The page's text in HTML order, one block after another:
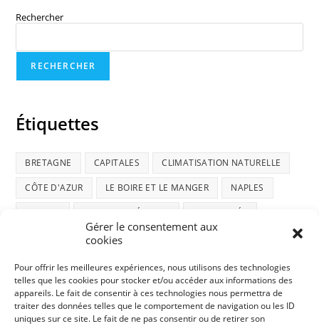
Gérer le consentement aux
cookies
Pour offrir les meilleures expériences, nous utilisons des technologies
telles que les cookies pour stocker et/ou accéder aux informations des
appareils. Le fait de consentir à ces technologies nous permettra de
traiter des données telles que le comportement de navigation ou les ID
uniques sur ce site. Le fait de ne pas consentir ou de retirer son
Rechercher
RECHERCHER
Étiquettes
BRETAGNE CAPITALES CLIMATISATION NATURELLE
CÔTE D'AZUR LE BOIRE ET LE MANGER NAPLES
NOUVELLE-ZÉLANDE RANDONNÉE
ROAD-TRIP ÉCOSSAIS
TRUCS ET ASTUCES VENISE VIE DE CHAT